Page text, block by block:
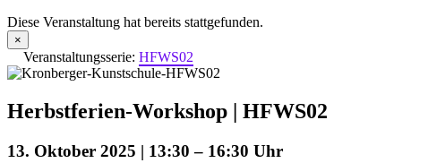
Diese Veranstaltung hat bereits stattgefunden.
×
Veranstaltungsserie: HFWS02
Herbstferien-Workshop | HFWS02
13. Oktober 2025 | 13:30 – 16:30